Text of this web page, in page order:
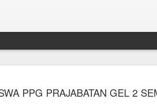
PPG PRAJABATAN GEL 2